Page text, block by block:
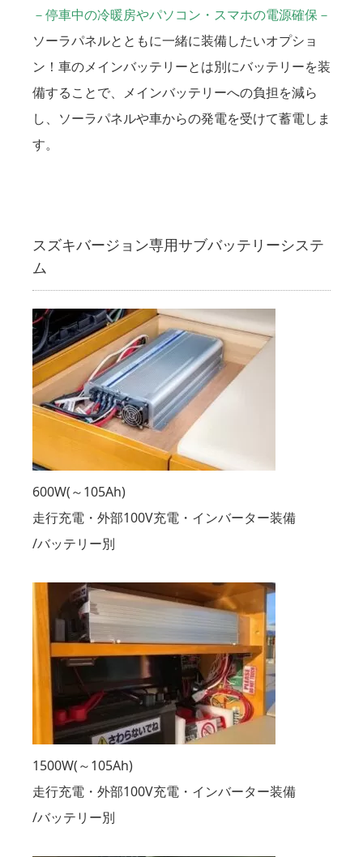
－停車中の冷暖房やパソコン・スマホの電源確保－
ソーラパネルとともに一緒に装備したいオプショ
ン！車のメインバッテリーとは別にバッテリーを装
備することで、メインバッテリーへの負担を減ら
し、ソーラパネルや車からの発電を受けて蓄電しま
す。
スズキバージョン専用サブバッテリーシステ
ム
600W(～105Ah)
走行充電・外部100V充電・インバーター装備
/バッテリー別
1500W(～105Ah)
走行充電・外部100V充電・インバーター装備
/バッテリー別